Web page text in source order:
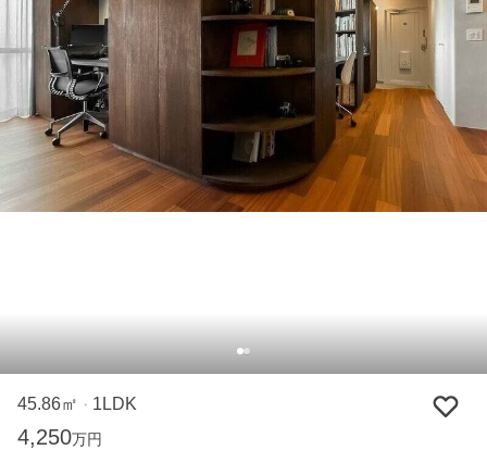
45.86㎡ ・ 1LDK
4,250万円